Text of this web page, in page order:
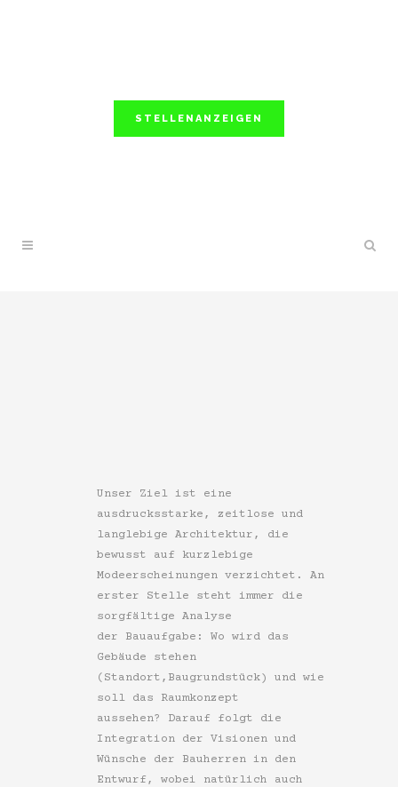
STELLENANZEIGEN
Unser Ziel ist eine
ausdrucksstarke, zeitlose und
langlebige Architektur, die
bewusst auf kurzlebige
Modeerscheinungen verzichtet. An
erster Stelle steht immer die
sorgfältige Analyse
der Bauaufgabe: Wo wird das
Gebäude stehen
(Standort,Baugrundstück) und wie
soll das Raumkonzept
aussehen? Darauf folgt die
Integration der Visionen und
Wünsche der Bauherren in den
Entwurf, wobei natürlich auch